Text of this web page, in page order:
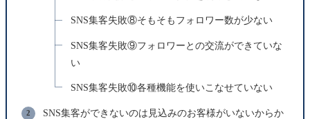
SNS集客失敗⑧そもそもフォロワー数が少ない
SNS集客失敗⑨フォロワーとの交流ができていな
い
SNS集客失敗⑩各種機能を使いこなせていない
SNS集客ができないのは見込みのお客様がいないからか